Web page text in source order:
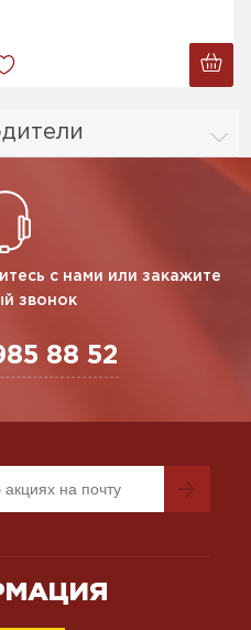
с нами или закажите
звонок
88 52